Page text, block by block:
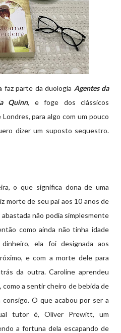
faz parte da duologia Agentes da
Quinn, e foge dos clássicos
para algo com um pouco
dizer um suposto sequestro.
o que significa dona de uma
morte de seu pai aos 10 anos de
não podia simplesmente
como ainda não tinha idade
ela foi designada aos
e com a morte dele para
da outra. Caroline aprendeu
a sentir cheiro de bebida de
consigo. O que acabou por ser a
tutor é, Oliver Prewitt, um
a fortuna dela escapando de